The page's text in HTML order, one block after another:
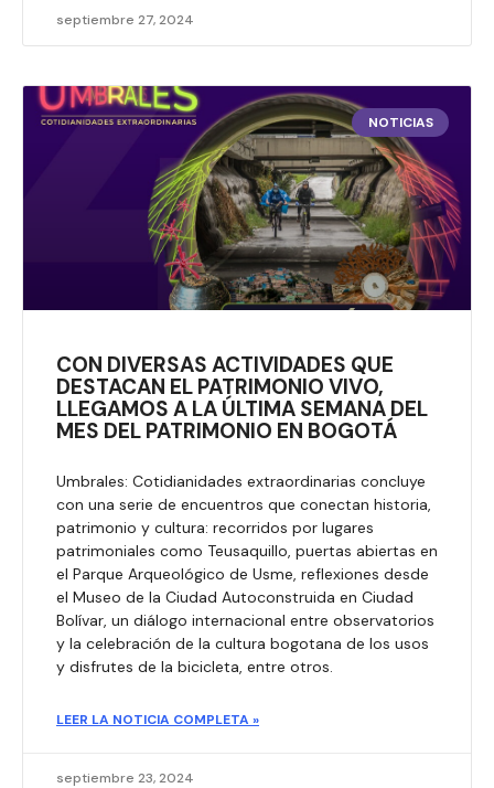
septiembre 27, 2024
NOTICIAS
CON DIVERSAS ACTIVIDADES QUE
DESTACAN EL PATRIMONIO VIVO,
LLEGAMOS A LA ÚLTIMA SEMANA DEL
MES DEL PATRIMONIO EN BOGOTÁ
Umbrales: Cotidianidades extraordinarias concluye
con una serie de encuentros que conectan historia,
patrimonio y cultura: recorridos por lugares
patrimoniales como Teusaquillo, puertas abiertas en
el Parque Arqueológico de Usme, reflexiones desde
el Museo de la Ciudad Autoconstruida en Ciudad
Bolívar, un diálogo internacional entre observatorios
y la celebración de la cultura bogotana de los usos
y disfrutes de la bicicleta, entre otros.
LEER LA NOTICIA COMPLETA »
septiembre 23, 2024